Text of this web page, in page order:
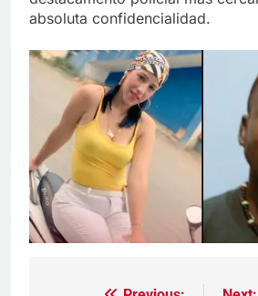
absoluta confidencialidad.